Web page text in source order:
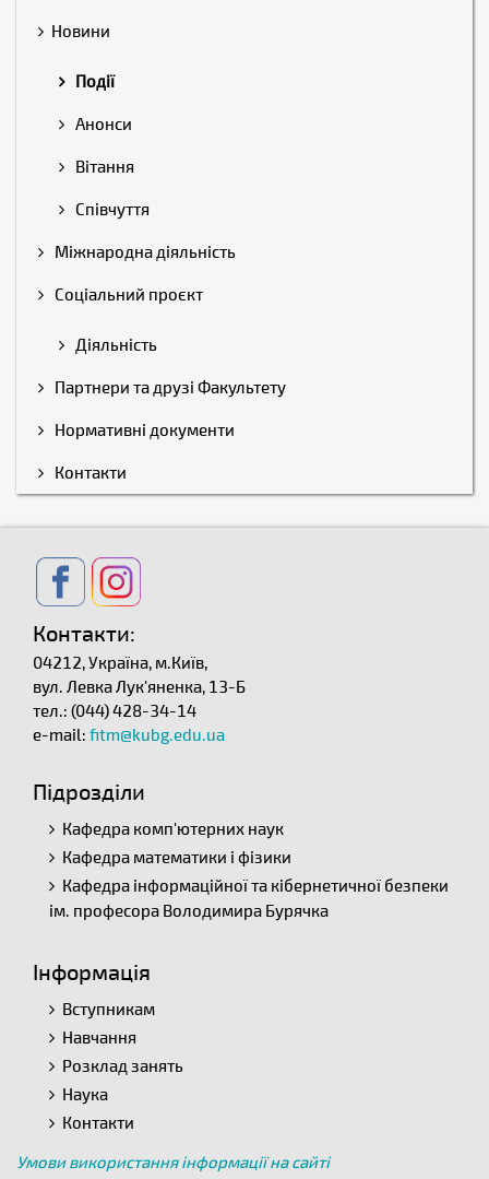
Новини
Події
Анонси
Вітання
Співчуття
Міжнародна діяльність
Соціальний проєкт
Діяльність
Партнери та друзі Факультету
Нормативні документи
Контакти
Контакти:
04212, Україна, м.Київ,
вул. Левка Лук'яненка, 13-Б
тел.: (044) 428-34-14
e-mail: fitm@kubg.edu.ua
Підрозділи
Кафедра комп'ютерних наук
Кафедра математики і фізики
Кафедра інформаційної та кібернетичної безпеки
ім. професора Володимира Бурячка
Інформація
Вступникам
Навчання
Розклад занять
Наука
Контакти
Умови використання інформації на сайті